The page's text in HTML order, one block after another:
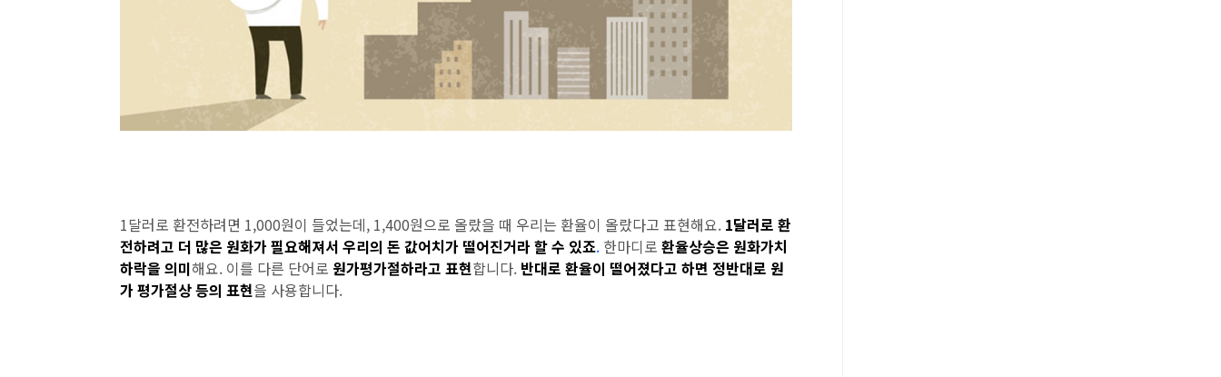
1달러로 환전하려면 1,000원이 들었는데, 1,400원으로 올랐을 때 우리는 환율이 올랐다고 표현해요. 1달러로 환
전하려고 더 많은 원화가 필요해져서 우리의 돈 값어치가 떨어진거라 할 수 있죠. 한마디로 환율상승은 원화가치
하락을 의미해요. 이를 다른 단어로 원가평가절하라고 표현합니다. 반대로 환율이 떨어졌다고 하면 정반대로 원
가 평가절상 등의 표현을 사용합니다.